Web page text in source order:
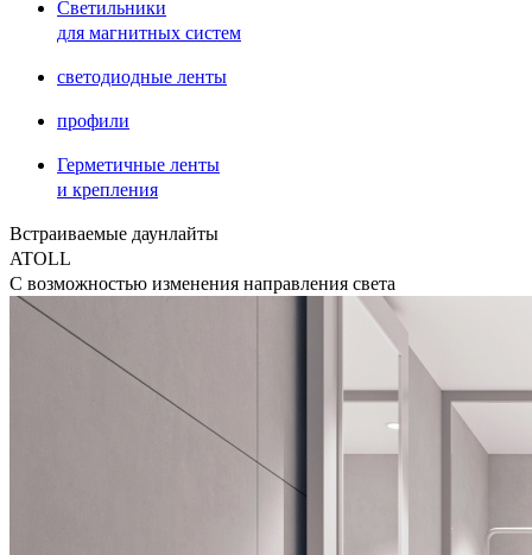
Светильники
для магнитных систем
светодиодные ленты
профили
Герметичные ленты
и крепления
Встраиваемые даунлайты
ATOLL
С возможностью изменения направления света